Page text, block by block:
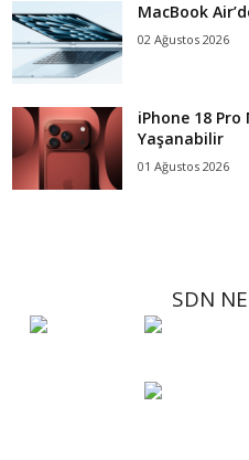
MacBook
02 Ağustos 2026
iPhone 18 Pro
Yaşanabilir
01 Ağustos 2026
SDN